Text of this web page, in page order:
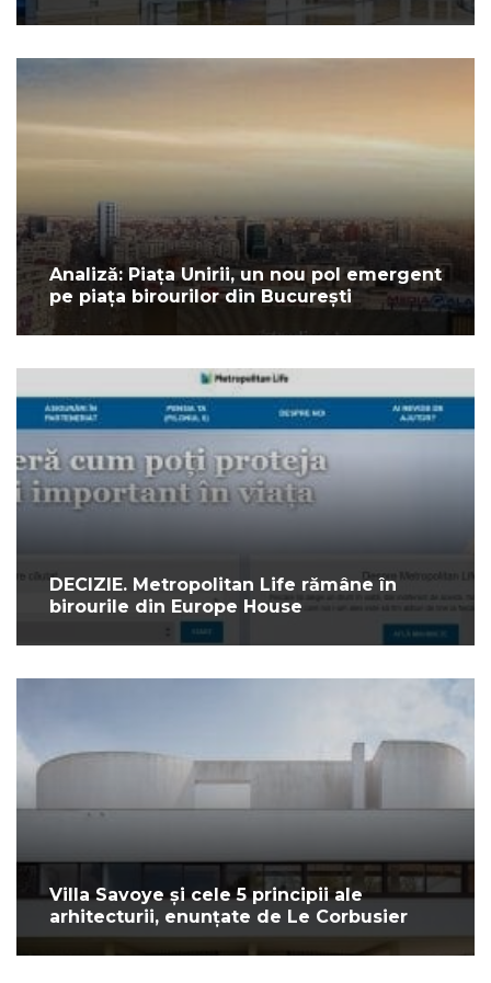
Analiză: Piața Unirii, un nou pol emergent
pe piața birourilor din București
DECIZIE. Metropolitan Life rămâne în
birourile din Europe House
Villa Savoye și cele 5 principii ale
arhitecturii, enunțate de Le Corbusier